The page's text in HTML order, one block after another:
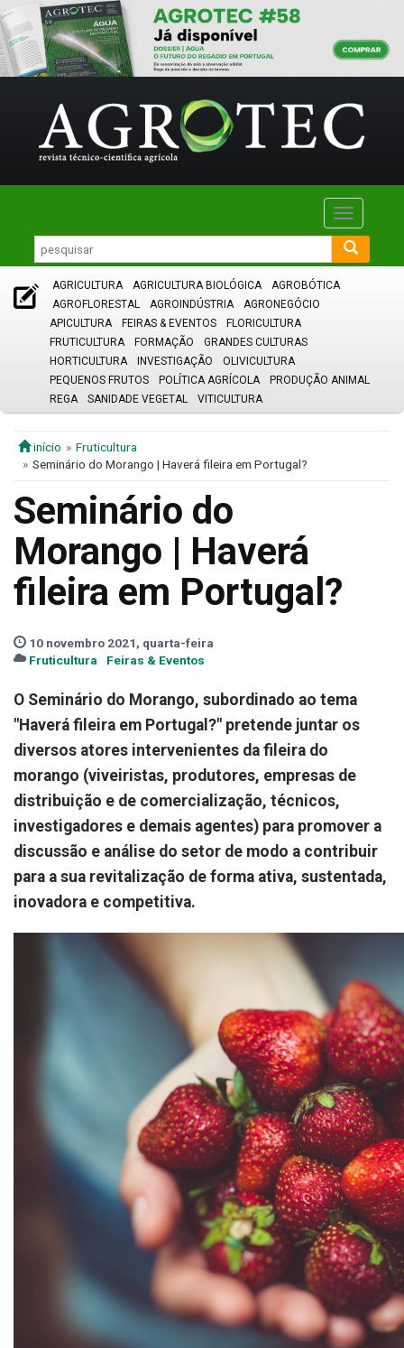
Toggle
AGRICULTURA AGRICULTURA BIOLÓGICA
AGROBÓTICA
AGROFLORESTAL
AGROINDÚSTRIA
AGRONEGÓCIO
APICULTURA
FEIRAS & EVENTOS
FLORICULTURA
FRUTICULTURA
FORMAÇÃO
GRANDES CULTURAS
HORTICULTURA
INVESTIGAÇÃO
OLIVICULTURA
PEQUENOS FRUTOS
POLÍTICA AGRÍCOLA
PRODUÇÃO ANIMAL
REGA
SANIDADE VEGETAL VITICULTURA
início
Fruticultura
Seminário do Morango | Haverá fileira em Portugal?
Seminário do
Morango | Haverá
fileira em Portugal?
10 novembro 2021, quarta-feira
Fruticultura
Feiras & Eventos
O Seminário do Morango, subordinado ao tema
"Haverá fileira em Portugal?" pretende juntar os
diversos atores intervenientes da fileira do
morango (viveiristas, produtores, empresas de
distribuição e de comercialização, técnicos,
investigadores e demais agentes) para promover a
discussão e análise do setor de modo a contribuir
para a sua revitalização de forma ativa, sustentada,
inovadora e competitiva.